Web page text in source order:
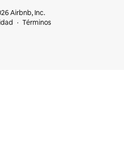
Airbnb, Inc.
Términos